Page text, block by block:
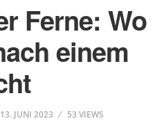
Ferne: Wo
einem
13. JUNI 2023 53 VIEWS